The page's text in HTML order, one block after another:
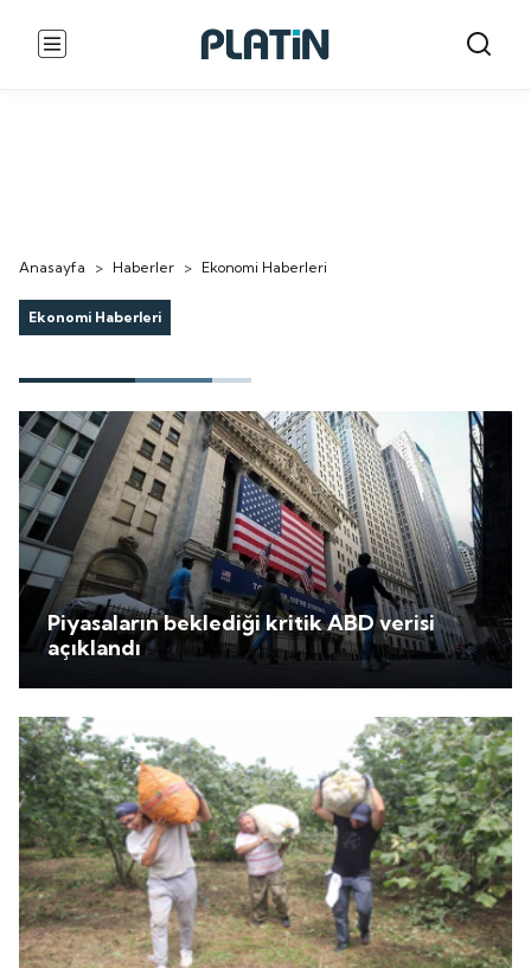
Anasayfa > Haberler > Ekonomi Haberleri
Ekonomi Haberleri
Piyasaların beklediği kritik ABD verisi
açıklandı